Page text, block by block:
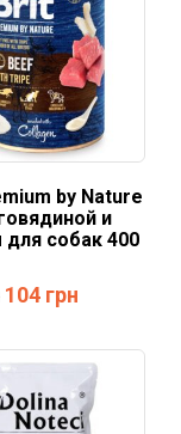
by Nature
и
для собак 400
104 грн